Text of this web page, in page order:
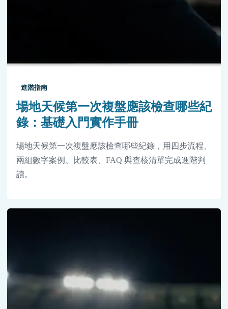
進階指南
場地天候第一次複盤應該檢查哪些紀
錄：基礎入門實作手冊
場地天候第一次複盤應該檢查哪些紀錄，用四步流程、
兩組數字案例、比較表、FAQ 與查核清單完成進階判
讀。